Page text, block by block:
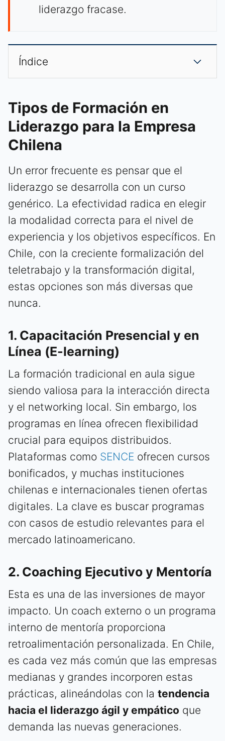
liderazgo fracase.
Índice
Tipos de Formación en
Liderazgo para la Empresa
Chilena
Un error frecuente es pensar que el
liderazgo se desarrolla con un curso
genérico. La efectividad radica en elegir
la modalidad correcta para el nivel de
experiencia y los objetivos específicos. En
Chile, con la creciente formalización del
teletrabajo y la transformación digital,
estas opciones son más diversas que
nunca.
1. Capacitación Presencial y en
Línea (E-learning)
La formación tradicional en aula sigue
siendo valiosa para la interacción directa
y el networking local. Sin embargo, los
programas en línea ofrecen flexibilidad
crucial para equipos distribuidos.
Plataformas como SENCE ofrecen cursos
bonificados, y muchas instituciones
chilenas e internacionales tienen ofertas
digitales. La clave es buscar programas
con casos de estudio relevantes para el
mercado latinoamericano.
2. Coaching Ejecutivo y Mentoría
Esta es una de las inversiones de mayor
impacto. Un coach externo o un programa
interno de mentoría proporciona
retroalimentación personalizada. En Chile,
es cada vez más común que las empresas
medianas y grandes incorporen estas
prácticas, alineándolas con la tendencia
hacia el liderazgo ágil y empático que
demanda las nuevas generaciones.